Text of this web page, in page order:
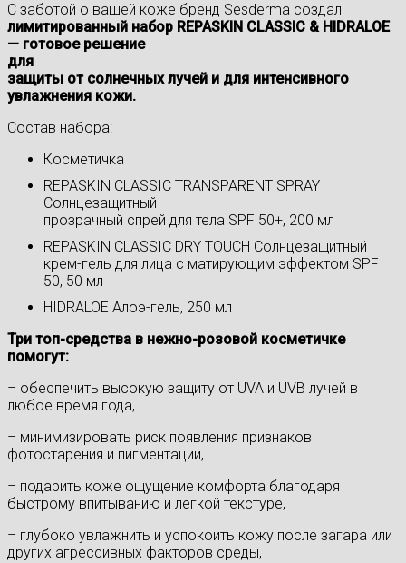
С заботой о вашей коже бренд Sesderma создал
лимитированный набор REPASKIN CLASSIC & HIDRALOE
— готовое решение
для
защиты от солнечных лучей и для интенсивного
увлажнения кожи.
Состав набора:
Косметичка
REPASKIN CLASSIC TRANSPARENT SPRAY
Солнцезащитный
прозрачный спрей для тела SPF 50+, 200 мл
REPASKIN CLASSIC DRY TOUCH Солнцезащитный
крем-гель для лица с матирующим эффектом SPF
50, 50 мл
HIDRALOE Алоэ-гель, 250 мл
Три топ-средства в нежно-розовой косметичке
помогут:
– обеспечить высокую защиту от UVA и UVB лучей в
любое время года,
– минимизировать риск появления признаков
фотостарения и пигментации,
– подарить коже ощущение комфорта благодаря
быстрому впитыванию и легкой текстуре,
– глубоко увлажнить и успокоить кожу после загара или
других агрессивных факторов среды,